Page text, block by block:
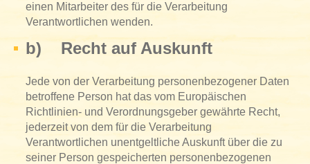
einen Mitarbeiter des für die Verarbeitung
Verantwortlichen wenden.
b) Recht auf Auskunft
Jede von der Verarbeitung personenbezogener Daten
betroffene Person hat das vom Europäischen
Richtlinien- und Verordnungsgeber gewährte Recht,
jederzeit von dem für die Verarbeitung
Verantwortlichen unentgeltliche Auskunft über die zu
seiner Person gespeicherten personenbezogenen